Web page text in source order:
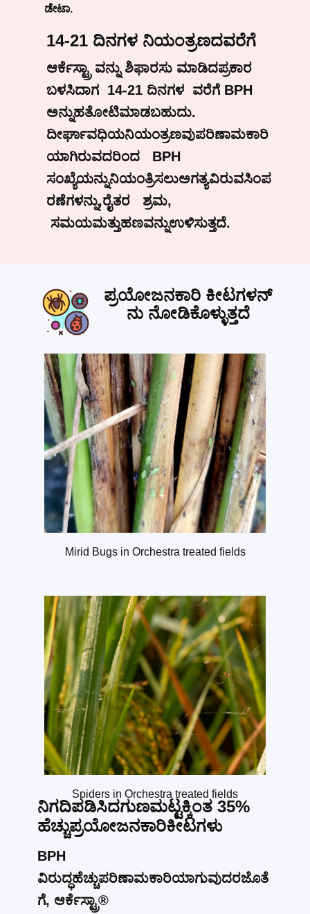
ಡೇಟಾ.
14-21 ದಿನಗಳ ನಿಯಂತ್ರಣದವರೆಗೆ
ಆರ್ಕೆಸ್ಟ್ರಾ ವನ್ನು ಶಿಫಾರಸು ಮಾಡಿದಪ್ರಕಾರ
ಬಳಸಿದಾಗ 14-21 ದಿನಗಳ ವರೆಗೆ BPH
ಅನ್ನುಹತೋಟಿಮಾಡಬಹುದು.
ದೀರ್ಘಾವಧಿಯನಿಯಂತ್ರಣವುಪರಿಣಾಮಕಾರಿ
ಯಾಗಿರುವದರಿಂದ BPH
ಸಂಖ್ಯೆಯನ್ನುನಿಯಂತ್ರಿಸಲುಅಗತ್ಯವಿರುವಸಿಂಪ
ರಣೆಗಳನ್ನು,ರೈತರ ಶ್ರಮ,
ಸಮಯಮತ್ತುಹಣವನ್ನುಉಳಿಸುತ್ತದೆ.
Mirid Bugs in Orchestra treated fields
Spiders in Orchestra treated fields
ಪ್ರಯೋಜನಕಾರಿ ಕೀಟಗಳನ್
ನು ನೋಡಿಕೊಳ್ಳುತ್ತದೆ
ನಿಗದಿಪಡಿಸಿದಗುಣಮಟ್ಟಕ್ಕಿಂತ 35%
ಹೆಚ್ಚುಪ್ರಯೋಜನಕಾರಿಕೀಟಗಳು
BPH
ವಿರುದ್ಧಹೆಚ್ಚುಪರಿಣಾಮಕಾರಿಯಾಗುವುದರಜೊತೆ
ಗೆ, ಆರ್ಕೆಸ್ಟ್ರಾ®